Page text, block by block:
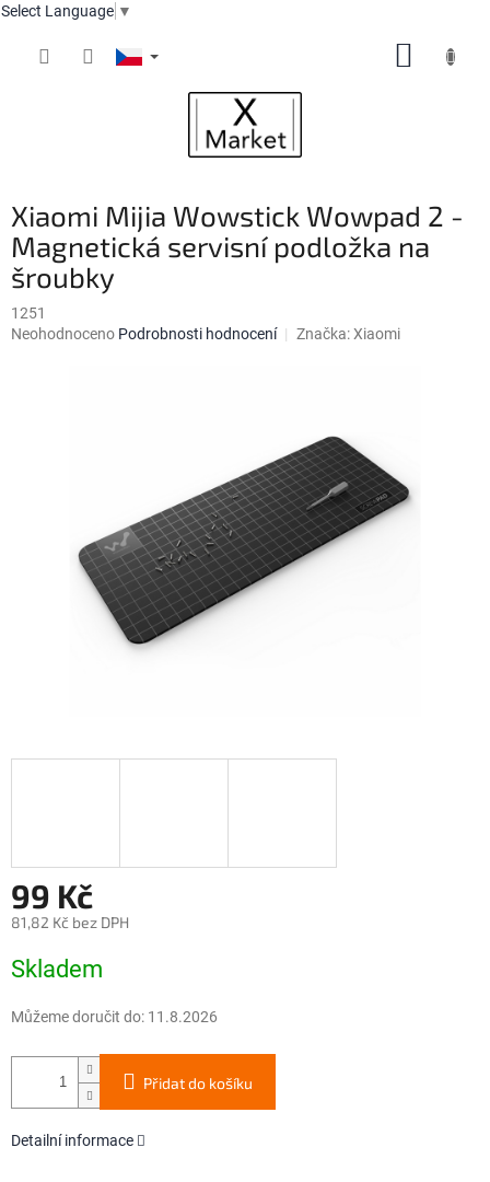
Select Language ▼
Xiaomi Mijia Wowstick Wowpad 2 -
Magnetická servisní podložka na
šroubky
1251
Průměrné
Neohodnoceno Podrobnosti hodnocení Značka:Xiaomi
99 Kč
81,82 Kč bez DPH
cena:
Skladem
Můžeme doručit do: 11.8.2026
Přidat do košíku
Detailní informace